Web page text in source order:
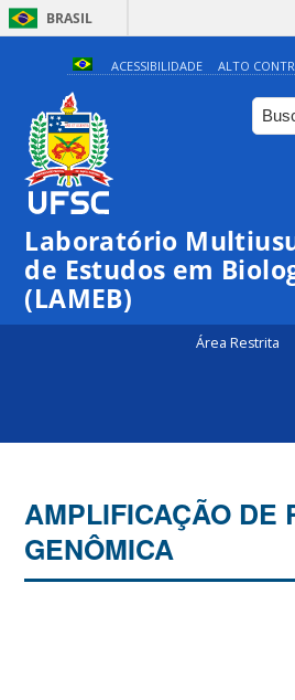
BRASIL
ACESSIBILIDADE ALTO
Laboratório
de Estudos em
(LAMEB)
Área Restrita
AMPLIFICAÇÃO DE
GENÔMICA